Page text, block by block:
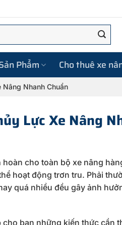
Phẩm Cho thuê xe
Nâng Nhanh Chuẩn
Lực Xe Nâng
cho toàn bộ xe nâng
hoạt động trơn tru. Phải
quá nhiều đều gây ảnh
cho bạn những kiến thức cần